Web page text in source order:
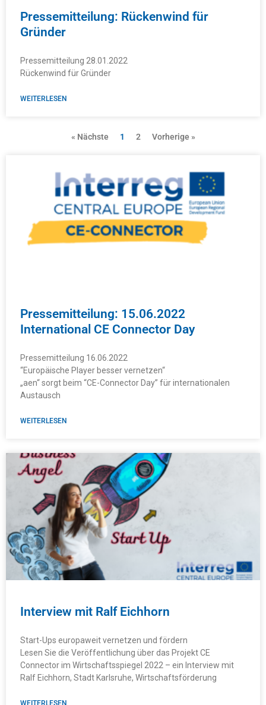
Pressemitteilung: Rückenwind für
Gründer
Pressemitteilung 28.01.2022
Rückenwind für Gründer
WEITERLESEN
« Nächste 1 2 Vorherige »
Pressemitteilung: 15.06.2022
International CE Connector Day
Pressemitteilung 16.06.2022
“Europäische Player besser vernetzen“
„aen“ sorgt beim “CE-Connector Day” für internationalen
Austausch
WEITERLESEN
Interview mit Ralf Eichhorn
Start-Ups europaweit vernetzen und fördern
Lesen Sie die Veröffentlichung über das Projekt CE
Connector im Wirtschaftsspiegel 2022 – ein Interview mit
Ralf Eichhorn, Stadt Karlsruhe, Wirtschaftsförderung
WEITERLESEN